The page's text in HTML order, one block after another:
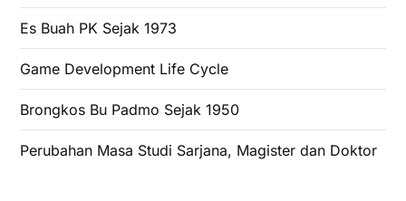
Es Buah PK Sejak 1973
Game Development Life Cycle
Brongkos Bu Padmo Sejak 1950
Perubahan Masa Studi Sarjana, Magister dan Doktor